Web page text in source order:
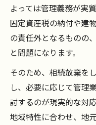
よっては管理義務が実
固定資産税の納付や建
の責任外となるものの
と問題になります。
そのため、相続放棄を
し、必要に応じて管理
討するのが現実的な対
地域特性に合わせ、地